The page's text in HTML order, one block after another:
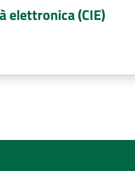
elettronica (CIE)